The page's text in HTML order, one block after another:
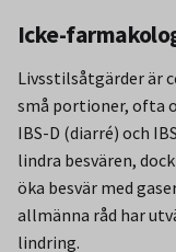
Icke-
Livsstilsåtgärder är
små portioner, ofta
IBS-D (diarré) och
lindra besvären,
öka besvär med
allmänna råd har
lindring.